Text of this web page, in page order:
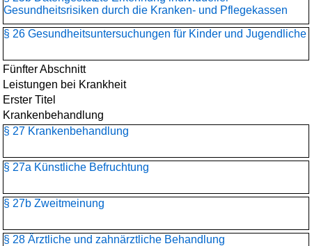
Gesundheitsrisiken durch die Kranken- und Pflegekassen
§ 26 Gesundheitsuntersuchungen für Kinder und Jugendliche
Fünfter Abschnitt
Leistungen bei Krankheit
Erster Titel
Krankenbehandlung
§ 27 Krankenbehandlung
§ 27a Künstliche Befruchtung
§ 27b Zweitmeinung
§ 28 Ärztliche und zahnärztliche Behandlung